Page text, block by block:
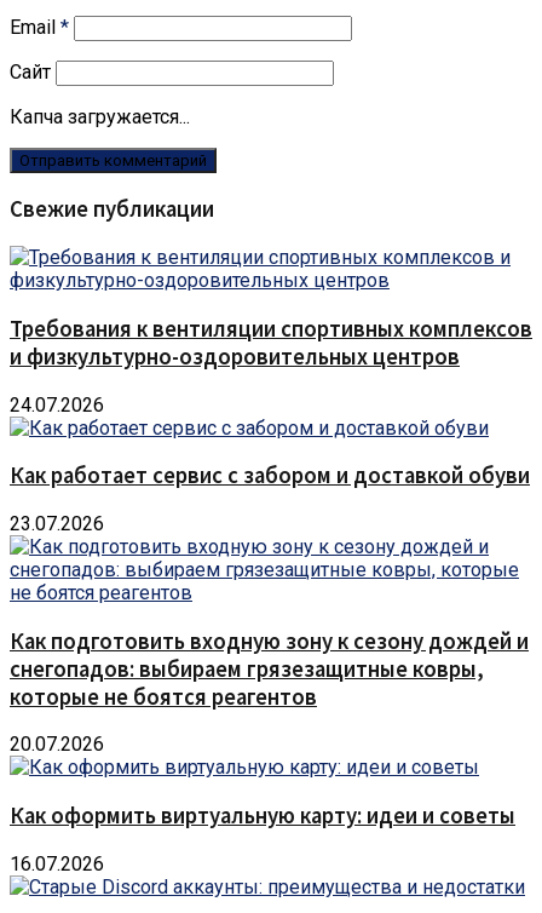
Email *
Сайт
Капча загружается...
Свежие публикации
Требования к вентиляции спортивных комплексов
и физкультурно-оздоровительных центров
24.07.2026
Как работает сервис с забором и доставкой обуви
23.07.2026
Как подготовить входную зону к сезону дождей и
снегопадов: выбираем грязезащитные ковры,
которые не боятся реагентов
20.07.2026
Как оформить виртуальную карту: идеи и советы
16.07.2026